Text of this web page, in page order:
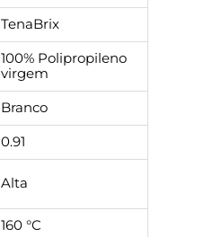
TenaBrix
100% Polipropileno
virgem
Branco
0.91
Alta
160 °C